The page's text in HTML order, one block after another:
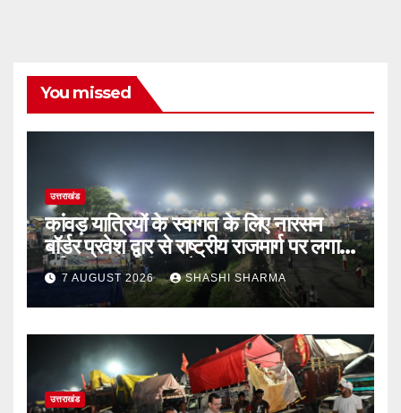
You missed
उत्तराखंड
कांवड़ यात्रियों के स्वागत के लिए नारसन
बॉर्डर प्रवेश द्वार से राष्ट्रीय राजमार्ग पर लगाई
गई रंगीन एलईडी लाइटें
7 AUGUST 2026 SHASHI SHARMA
उत्तराखंड